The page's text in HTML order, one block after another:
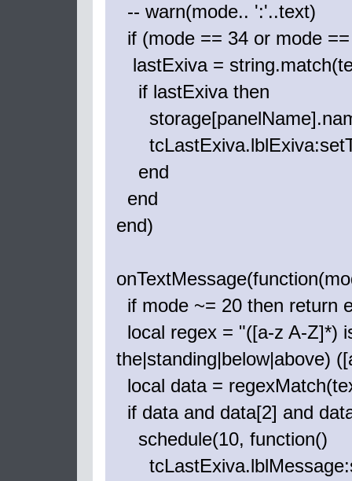
-- warn(mode.. ':'..text)
if (mode == 34 or mode
lastExiva =
if lastExiva then
end
end
end)
if mode ~= 20 then return
local regex = "([a-z A-Z]*)
the|standing|below|above)
local data =
if data and data[2] and
schedule(10, function()